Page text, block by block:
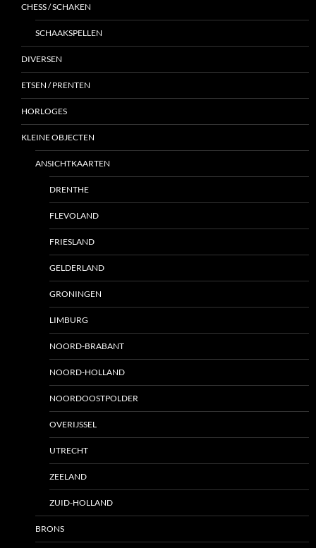
CHESS / SCHAKEN
SCHAAKSPELLEN
DIVERSEN
ETSEN / PRENTEN
HORLOGES
KLEINE OBJECTEN
ANSICHTKAARTEN
DRENTHE
FLEVOLAND
FRIESLAND
GELDERLAND
GRONINGEN
LIMBURG
NOORD-BRABANT
NOORD-HOLLAND
NOORDOOSTPOLDER
OVERIJSSEL
UTRECHT
ZEELAND
ZUID-HOLLAND
BRONS